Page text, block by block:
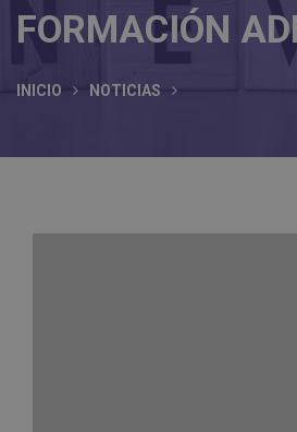
FORMACIÓN
INICIO NOTICIAS